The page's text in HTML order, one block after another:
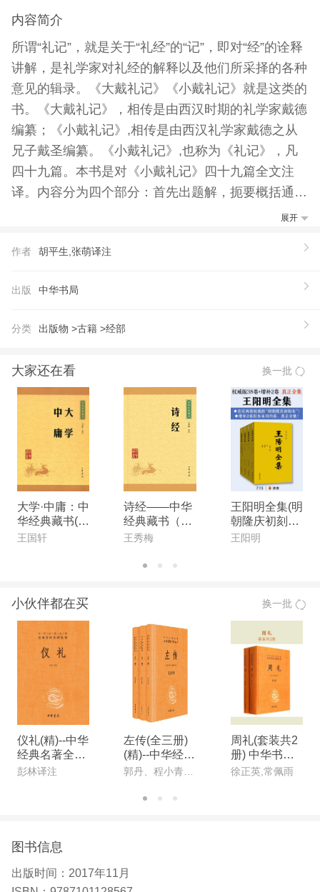
内容简介
所谓“礼记”，就是关于“礼经”的“记”，即对“经”的诠释
讲解，是礼学家对礼经的解释以及他们所采择的各种
意见的辑录。《大戴礼记》《小戴礼记》就是这类的
书。《大戴礼记》，相传是由西汉时期的礼学家戴德
编纂；《小戴礼记》,相传是由西汉礼学家戴德之从
兄子戴圣编纂。《小戴礼记》,也称为《礼记》，凡
四十九篇。本书是对《小戴礼记》四十九篇全文注
译。内容分为四个部分：首先出题解，扼要概括通篇
内容旨意。其次出正文，正文的分节参考了北大标本
字也参考各种版本行了勘校,有调整者在注释中加以
绍，在引述各家说法时，为求简明，常见的郑玄注、
引作者与书名,如朱彬《礼记训纂》、孙希旦《礼记
希旦说等。*后出译文，译文以直译为主，原文太过
精练无法直译表达时，兼用意译。 《仪礼》及其他
古礼经，是研究古代礼制的重要文献，由于经文内容
多是礼节仪式，即使熟读经文，了解了礼节程序，但
对于各种仪节背后前言的用意，却仍然难以知晓，
而«礼记»就保存了部分阐释礼经意涵的篇章，虽不全
面，但正可指引后人阅读礼经的思考方向，补足了上
述的缺憾。研读《礼记》，不只让我们了解古代儒家
的思想，更可鉴古知今，为现代人提供安身立命的处
1. “中华经典名著全本全注全译”丛书为全本。所收书
目是经史子集中极为经典的著作，以精良版本为核校
底本，约请业内专家行注释和翻译。注释准确简明，
译文明白晓畅。 2. 采用纸面精装。全套书的装帧设
计雅正，精致大方。 3. 定价适合，方便广大读者收
展开
作者 胡平生,张萌译注
出版 中华书局
分类 出版物 >古籍 >经部
大家还在看 换一批
大学·中庸：中
华经典藏书(升
级版) 中华书
王国轩
诗经——中华
经典藏书（升
级版）(中华大
书局出品
王秀梅
王阳明全集(明
朝隆庆初刻
本，增补后真
王阳明
小伙伴都在买 换一批
仪礼(精)--中华
经典名著全本
全注全译丛书
彭林译注
左传(全三册)
(精)--中华经典
名著全本全注
书局出品
周礼(套装共2
册) 中华书局
出品
徐正英,常佩雨
图书信息
出版时间： 2017年11月